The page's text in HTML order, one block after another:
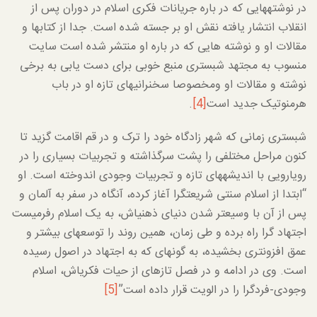
در نوشته­هایی که در باره جریانات فکری اسلام در دوران پس از
انقلاب انتشار یافته نقش او بر جسته شده است. جدا از کتاب­ها و
مقالات او و نوشته هایی که در باره او منتشر شده است سایت
منسوب به مجتهد شبستری منبع خوبی برای دست یابی به برخی
نوشته و مقالات او ومخصوصا سخنرانی­های تازه او در باب
هرمنوتیک جدید است[4]
.
شبستری زمانی که شهر زادگاه خود را ترک و در قم اقامت گزید تا
کنون مراحل مختلفی را پشت سرگذاشته و تجربیات بسیاری را در
رویارویی با اندیشه­های تازه و تجربیات وجودی اندوخته است. او
“ابتدا از اسلام سنتی شریعت­گرا آغاز کرده، آنگاه در سفر به آلمان و
پس از آن با وسیع­تر شدن دنیای ذهنی­اش، به یک اسلام رفرمیست
اجتهاد گرا راه برده و طی زمان، همین روند را توسعه­ای بیشتر و
عمق افزون­تری بخشیده، به گونه­ای که به اجتهاد در اصول رسیده
است. وی در ادامه و در فصل تازه­ای از حیات فکری­اش، اسلام
وجودی-فردگرا را در الویت قرار داده است”[5]